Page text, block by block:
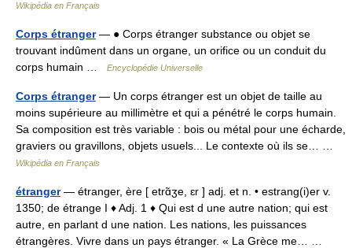
Wikipédia en Français
Corps étranger— ● Corps étranger substance ou objet se
trouvant indûment dans un organe, un orifice ou un conduit du
corps humain …
Encyclopédie Universelle
Corps étranger— Un corps étranger est un objet de taille au
moins supérieure au millimètre et qui a pénétré le corps humain.
Sa composition est très variable : bois ou métal pour une écharde,
graviers ou gravillons, objets usuels... Le contexte où ils se… …
Wikipédia en Français
étranger— étranger, ère [ etrɑ̃ʒe, ɛr ] adj. et n. • estrang(i)er v.
1350; de étrange I ♦ Adj. 1 ♦ Qui est d une autre nation; qui est
autre, en parlant d une nation. Les nations, les puissances
étrangères. Vivre dans un pays étranger. « La Grèce me… …